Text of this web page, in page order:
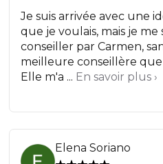
Je suis arrivée avec une
que je voulais, mais je me
conseiller par Carmen,
meilleure conseillère
Elle m'a ... En savoir plus ›
Elena Soriano